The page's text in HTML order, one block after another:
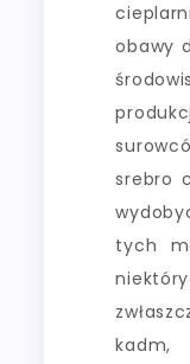
obawy
srebro
tych